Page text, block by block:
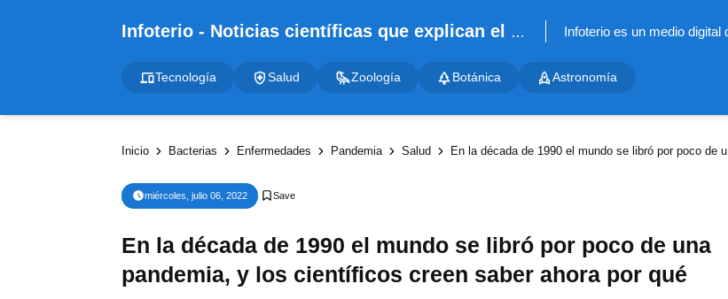
Infoterio - Noticias científicas que explican el mundo
Tecnología Salud Zoología Botánica Astronomía
Inicio Bacterias Enfermedades Pandemia Salud En la década de 1990 el mundo se libró por poco de una pandemia, y los científicos creen saber ahora por qué
miércoles, julio 06, 2022
En la década de 1990 el mundo se libró por poco de una
pandemia, y los científicos creen saber ahora por qué